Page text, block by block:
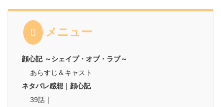
メニュー
顔心記 ～シェイプ・オブ・ラブ～
あらすじ＆キャスト
ネタバレ感想｜顔心記
39話｜